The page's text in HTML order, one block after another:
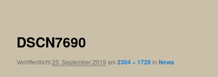
DSCN7690
Veröffentlicht25. September 2019 am2304 × 1728inNews